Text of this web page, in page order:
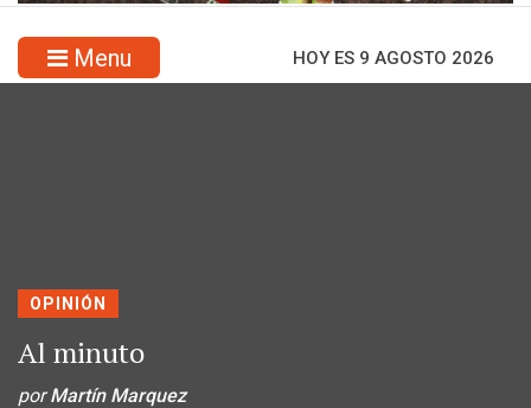
Menu HOY ES 9 AGOSTO 2026
OPINIÓN
Al minuto
porMartín Marquez